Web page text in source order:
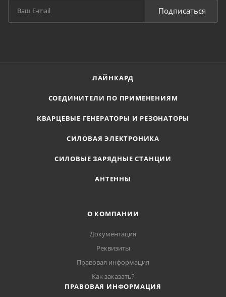
Подписаться
ЛАЙНКАРД
СОЕДИНИТЕЛИ ПО ПРИМЕНЕНИЯМ
КВАРЦЕВЫЕ ГЕНЕРАТОРЫ И РЕЗОНАТОРЫ
СИЛОВАЯ ЭЛЕКТРОНИКА
СИЛОВЫЕ ЗАРЯДНЫЕ СТАНЦИИ
АНТЕННЫ
О КОМПАНИИ
Документация
Реквизиты
Правовая информация
Как заказать?
ПРАВОВАЯ ИНФОРМАЦИЯ